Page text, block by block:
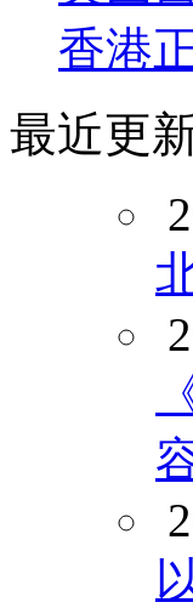
香港
最近更